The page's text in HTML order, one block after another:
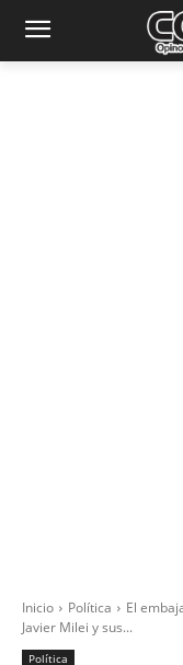
Inicio Política
El
Javier Milei y sus...
Política